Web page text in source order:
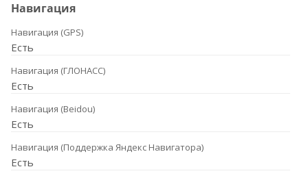
Навигация
Навигация (GPS)
Есть
Навигация (ГЛОНАСС)
Есть
Навигация (Beidou)
Есть
Навигация (Поддержка Яндекс Навигатора)
Есть